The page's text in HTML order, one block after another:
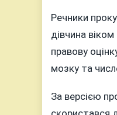
Речники
дівчина
правову
мозку та
За версією